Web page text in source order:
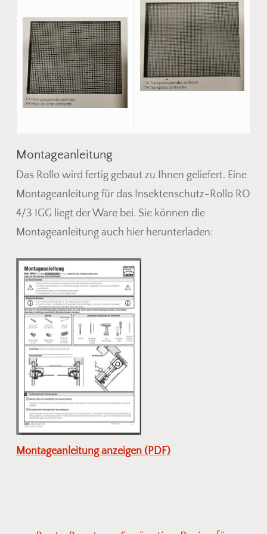
Montageanleitung
Das Rollo wird fertig gebaut zu Ihnen geliefert. Eine
Montageanleitung für das Insektenschutz-Rollo RO
4/3 IGG liegt der Ware bei. Sie können die
Montageanleitung auch hier herunterladen:
Montageanleitung anzeigen (PDF)